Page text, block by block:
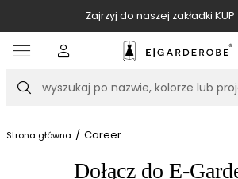
Zajrzyj do naszej zakładki KUP
Szukaj
Strona główna / Career
Dołącz do E-